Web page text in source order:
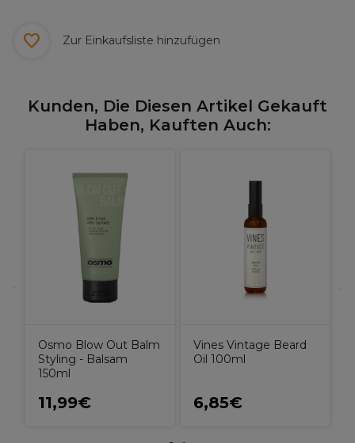
Zur Einkaufsliste hinzufügen
Kunden, Die Diesen Artikel Gekauft
Haben, Kauften Auch:
Osmo Blow Out Balm
Styling - Balsam
150ml
11,99€
Vines Vintage Beard
Oil 100ml
6,85€